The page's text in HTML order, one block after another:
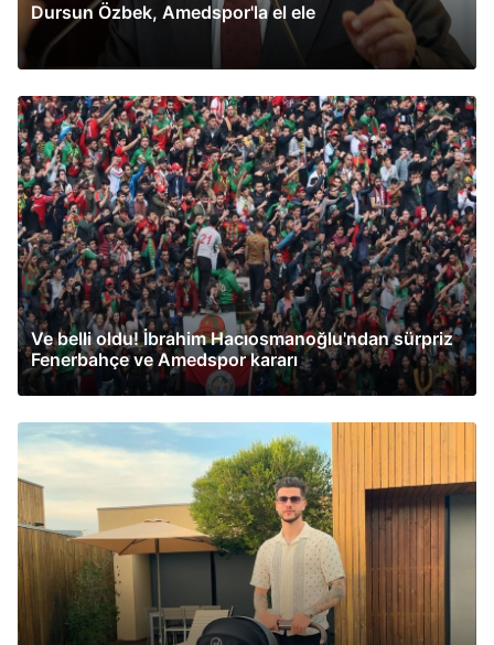
Dursun Özbek, Amedspor'la el ele
Ve belli oldu! İbrahim Hacıosmanoğlu'ndan sürpriz
Fenerbahçe ve Amedspor kararı